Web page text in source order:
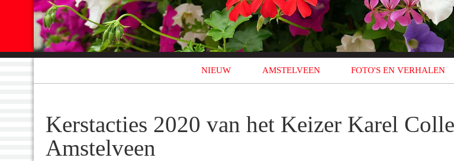
NIEUW AMSTELVEEN FOTO'S EN VERHALEN
Kerstacties 2020 van het Keizer Karel
Amstelveen